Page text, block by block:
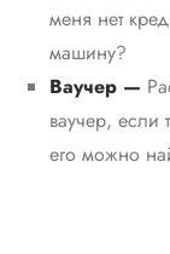
меня нет
машину?
Ваучер —
ваучер, если
его можно